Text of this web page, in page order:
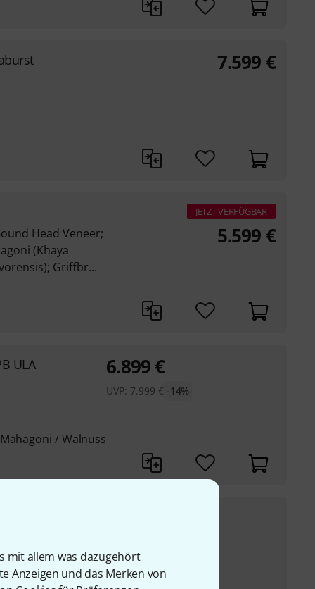
mit allem was dazugehört
Anzeigen und das Merken von
7.599 €
Head Veneer;
(Khaya
Griffbr...
JETZT VERFÜGBAR
5.599 €
ULA
/ Walnuss
6.899€
UVP: 7.999 € -14%